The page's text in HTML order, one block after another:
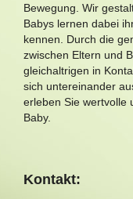
Bewegung. Wir
Babys lernen dabei
kennen. Durch die
zwischen Eltern und
gleichaltrigen in
sich untereinander
erleben Sie wertvolle
Baby.
Kontakt: